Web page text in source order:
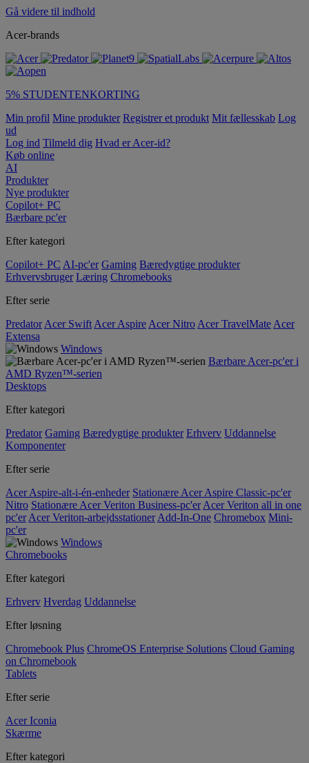
Gå videre til indhold
Acer-brands
5% STUDENTENKORTING
Min profil Mine produkter Registrer et produkt Mit fællesskab Log
ud
Log ind Tilmeld dig Hvad er Acer-id?
Køb online
AI
Produkter
Nye produkter
Copilot+ PC
Bærbare pc'er
Efter kategori
Copilot+ PC AI-pc'er Gaming Bæredygtige produkter
Erhvervsbruger Læring Chromebooks
Efter serie
Predator Acer Swift Acer Aspire Acer Nitro Acer TravelMate Acer
Extensa
Windows
Bærbare Acer-pc'er i
AMD Ryzen™-serien
Desktops
Efter kategori
Predator Gaming Bæredygtige produkter Erhverv Uddannelse
Komponenter
Efter serie
Acer Aspire-alt-i-én-enheder Stationære Acer Aspire Classic-pc'er
Nitro Stationære Acer Veriton Business-pc'er Acer Veriton all in one
pc'er Acer Veriton-arbejdsstationer Add-In-One Chromebox Mini-
pc'er
Windows
Chromebooks
Efter kategori
Erhverv Hverdag Uddannelse
Efter løsning
Chromebook Plus ChromeOS Enterprise Solutions Cloud Gaming
on Chromebook
Tablets
Efter serie
Acer Iconia
Skærme
Efter kategori